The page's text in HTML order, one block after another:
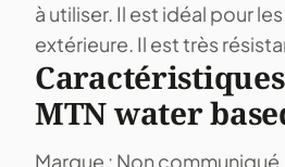
à utiliser. Il est idéal pour
extérieure. Il est très
MTN water
Marque : Non communiqué